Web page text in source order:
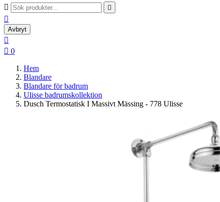
 

Avbryt

 0
Hem
Blandare
Blandare för badrum
Ulisse badrumskollektion
Dusch Termostatisk I Massivt Mässing - 778 Ulisse